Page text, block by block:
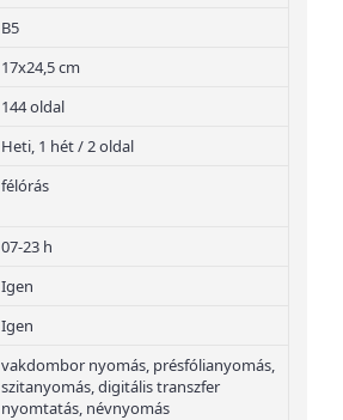
B5
17x24,5 cm
144 oldal
Heti, 1 hét / 2 oldal
félórás
07-23 h
Igen
Igen
vakdombor nyomás, présfólianyomás,
szitanyomás, digitális transzfer
nyomtatás, névnyomás